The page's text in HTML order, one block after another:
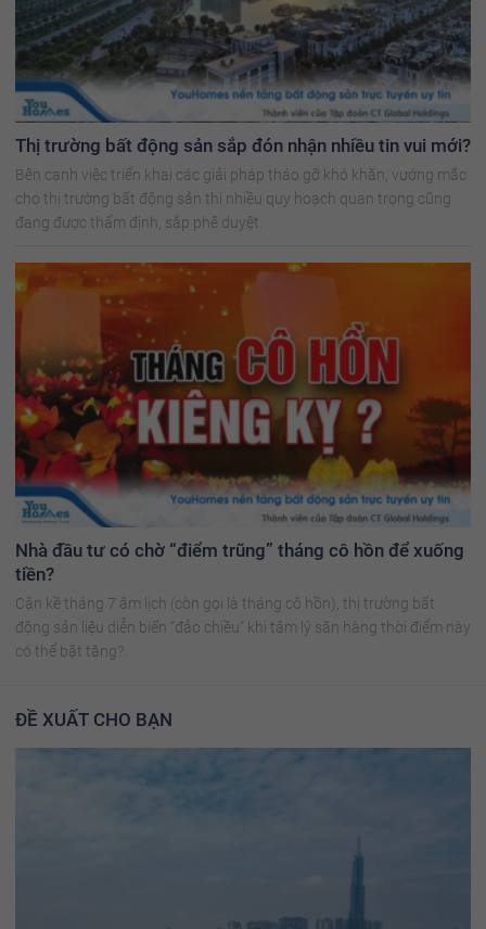
Thị trường bất động sản sắp đón nhận nhiều tin vui mới?
Bên cạnh việc triển khai các giải pháp tháo gỡ khó khăn, vướng mắc
cho thị trường bất động sản thì nhiều quy hoạch quan trọng cũng
đang được thẩm định, sắp phê duyệt.
Nhà đầu tư có chờ “điểm trũng” tháng cô hồn để xuống
tiền?
Cận kề tháng 7 âm lịch (còn gọi là tháng cô hồn), thị trường bất
động sản liệu diễn biến “đảo chiều” khi tâm lý săn hàng thời điểm này
có thể bật tăng?.
ĐỀ XUẤT CHO BẠN